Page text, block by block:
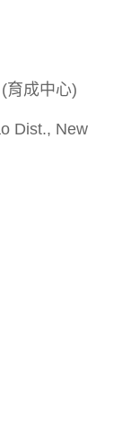
育成中心)
Dist., New